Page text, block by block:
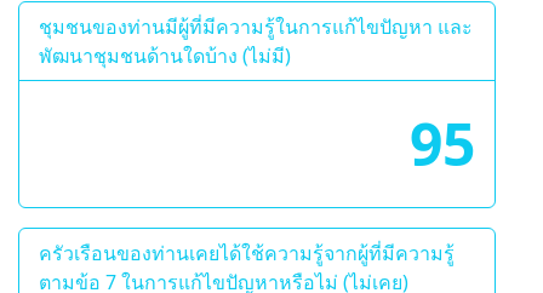
ชุมชนของท่านมีผู้ที่มีความรู้ในการแก้ไขปัญหา และ
พัฒนาชุมชนด้านใดบ้าง (ไม่มี)
95
ครัวเรือนของท่านเคยได้ใช้ความรู้จากผู้ที่มีความรู้
ตามข้อ 7 ในการแก้ไขปัญหาหรือไม่ (ไม่เคย)